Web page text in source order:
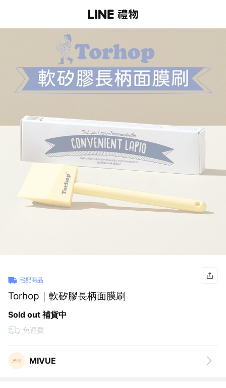
宅配商品
Torhop｜軟矽膠長柄面膜刷
Sold out 補貨中
免運費
MIVUE